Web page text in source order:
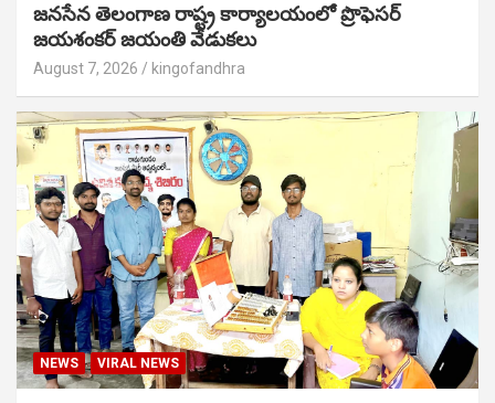
జనసేన తెలంగాణ రాష్ట్ర కార్యాలయంలో ప్రొఫెసర్
జయశంకర్ జయంతి వేడుకలు
August 7, 2026 kingofandhra
NEWS VIRAL NEWS